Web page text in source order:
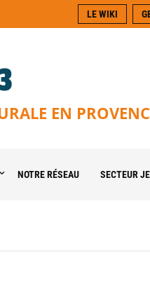
LE WIKI
EN
NOTRE RÉSEAU SECTEUR